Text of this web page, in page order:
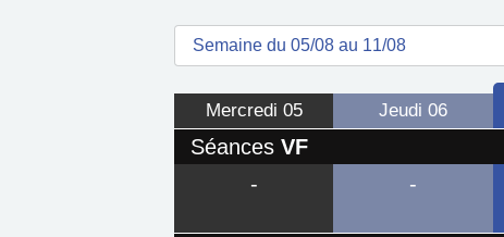
Mercredi 05 Jeudi 06
Séances VF
-
-